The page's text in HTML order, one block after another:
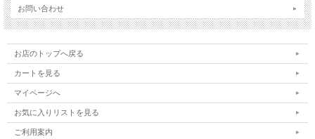
お問い合わせ
お店のトップへ戻る
カートを見る
マイページへ
お気に入りリストを見る
ご利用案内